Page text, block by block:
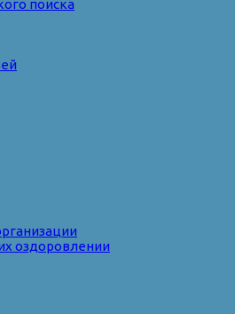
поиска
оздоровлении